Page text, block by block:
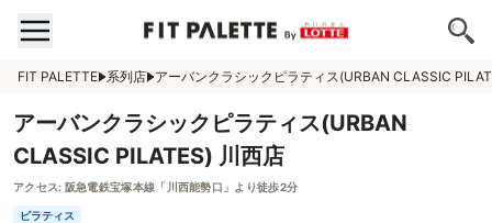
FIT PALETTE 系列店 アーバンクラシックピラティス(URBAN CLASSIC
アーバンクラシックピラティス(URBAN
CLASSIC PILATES) 川西店
アクセス: 阪急電鉄宝塚本線「川西能勢口」より徒歩2分
ピラティス